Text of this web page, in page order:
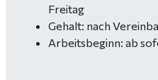
Freitag
Gehalt: nach
Arbeitsbeginn: ab